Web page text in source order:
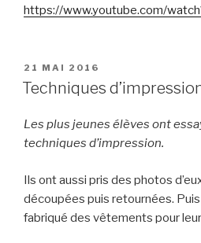
https://www.youtube.com/
PUBLIÉ
LE
21 MAI 2016
Techniques
Les plus jeunes élèves ont
techniques d’impression.
Ils ont aussi pris des photos
découpées puis retournées.
fabriqué des vêtements pour